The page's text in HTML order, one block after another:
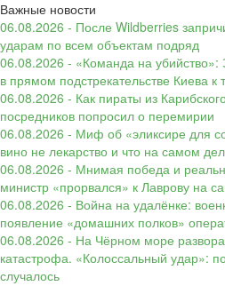
Важные новости
06.08.2026 - После Wildberries
ударам по всем объектам подряд
06.08.2026 - «Команда на
в прямом подстрекательстве Киева к
06.08.2026 - Как пираты из
посредников попросил о перемирии
06.08.2026 - Миф об «эликсире для
вино не лекарство и что на самом
06.08.2026 - Мнимая победа и
министр «прорвался» к Лаврову на
06.08.2026 - Война на удалёнке:
появление «домашних полков»
06.08.2026 - На Чёрном море
катастрофа. «Колоссальный удар»:
случалось